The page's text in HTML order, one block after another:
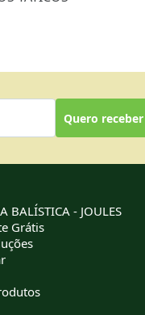
Quero receber
BALÍSTICA - JOULES
Grátis